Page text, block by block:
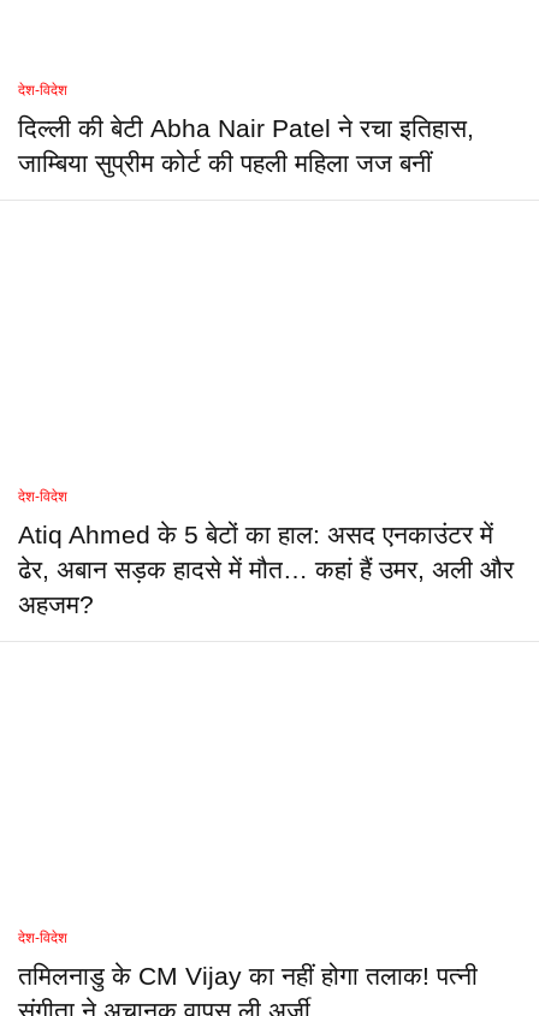
देश-विदेश
दिल्ली की बेटी Abha Nair Patel ने रचा इतिहास,
जाम्बिया सुप्रीम कोर्ट की पहली महिला जज बनीं
देश-विदेश
Atiq Ahmed के 5 बेटों का हाल: असद एनकाउंटर में
ढेर, अबान सड़क हादसे में मौत… कहां हैं उमर, अली और
अहजम?
देश-विदेश
तमिलनाडु के CM Vijay का नहीं होगा तलाक! पत्नी